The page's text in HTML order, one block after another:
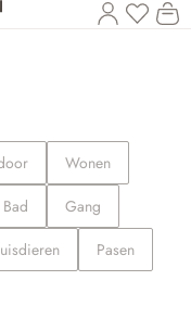
U
Wonen
Bad
Gang
Pasen